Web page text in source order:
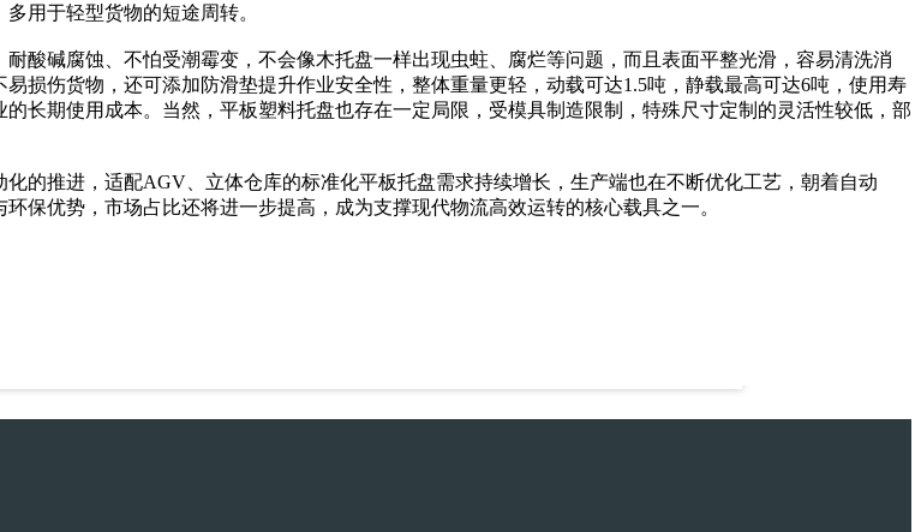
用于轻型货物的短途周转。
酸碱腐蚀、不怕受潮霉变，不会像木托盘一样出现虫蛀、腐烂等问题，而且表面平整光滑，容易清洗消
损伤货物，还可添加防滑垫提升作业安全性，整体重量更轻，动载可达1.5吨，静载最高可达6吨，使用寿
长期使用成本。当然，平板塑料托盘也存在一定局限，受模具制造限制，特殊尺寸定制的灵活性较低，部
的推进，适配AGV、立体仓库的标准化平板托盘需求持续增长，生产端也在不断优化工艺，朝着自动
保优势，市场占比还将进一步提高，成为支撑现代物流高效运转的核心载具之一。